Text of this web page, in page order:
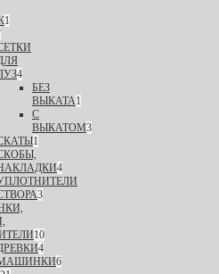
1
4
БЕЗ
ВЫКАТА1
С
ВЫКАТОМ3
1
4
3
10
4
6